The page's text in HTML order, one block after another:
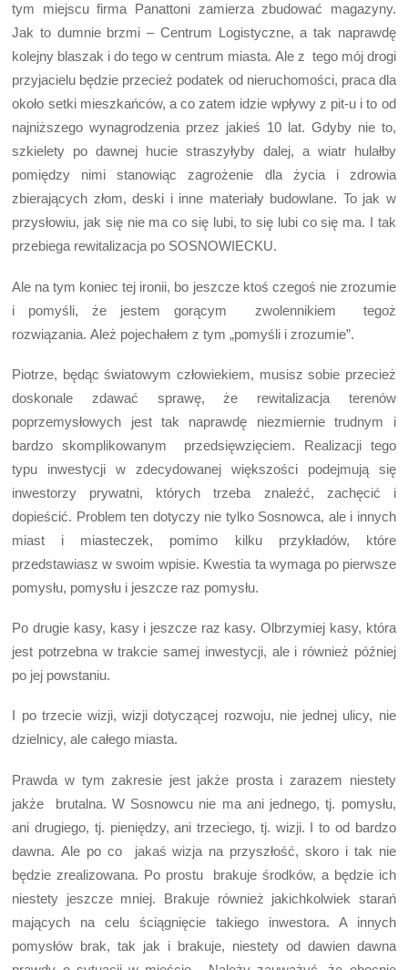
tym miejscu firma Panattoni zamierza zbudować magazyny.
Jak to dumnie brzmi – Centrum Logistyczne, a tak naprawdę
kolejny blaszak i do tego w centrum miasta. Ale z tego mój drogi
przyjacielu będzie przecież podatek od nieruchomości, praca dla
około setki mieszkańców, a co zatem idzie wpływy z pit-u i to od
najniższego wynagrodzenia przez jakieś 10 lat. Gdyby nie to,
szkielety po dawnej hucie straszyłyby dalej, a wiatr hulałby
pomiędzy nimi stanowiąc zagrożenie dla życia i zdrowia
zbierających złom, deski i inne materiały budowlane. To jak w
przysłowiu, jak się nie ma co się lubi, to się lubi co się ma. I tak
przebiega rewitalizacja po SOSNOWIECKU.
Ale na tym koniec tej ironii, bo jeszcze ktoś czegoś nie zrozumie
i pomyśli, że jestem gorącym zwolennikiem tegoż
rozwiązania. Ależ pojechałem z tym „pomyśli i zrozumie”.
Piotrze, będąc światowym człowiekiem, musisz sobie przecież
doskonale zdawać sprawę, że rewitalizacja terenów
poprzemysłowych jest tak naprawdę niezmiernie trudnym i
bardzo skomplikowanym przedsięwzięciem. Realizacji tego
typu inwestycji w zdecydowanej większości podejmują się
inwestorzy prywatni, których trzeba znaleźć, zachęcić i
dopieścić. Problem ten dotyczy nie tylko Sosnowca, ale i innych
miast i miasteczek, pomimo kilku przykładów, które
przedstawiasz w swoim wpisie. Kwestia ta wymaga po pierwsze
pomysłu, pomysłu i jeszcze raz pomysłu.
Po drugie kasy, kasy i jeszcze raz kasy. Olbrzymiej kasy, która
jest potrzebna w trakcie samej inwestycji, ale i również później
po jej powstaniu.
I po trzecie wizji, wizji dotyczącej rozwoju, nie jednej ulicy, nie
dzielnicy, ale całego miasta.
Prawda w tym zakresie jest jakże prosta i zarazem niestety
jakże brutalna. W Sosnowcu nie ma ani jednego, tj. pomysłu,
ani drugiego, tj. pieniędzy, ani trzeciego, tj. wizji. I to od bardzo
dawna. Ale po co jakaś wizja na przyszłość, skoro i tak nie
będzie zrealizowana. Po prostu brakuje środków, a będzie ich
niestety jeszcze mniej. Brakuje również jakichkolwiek starań
mających na celu ściągnięcie takiego inwestora. A innych
pomysłów brak, tak jak i brakuje, niestety od dawien dawna